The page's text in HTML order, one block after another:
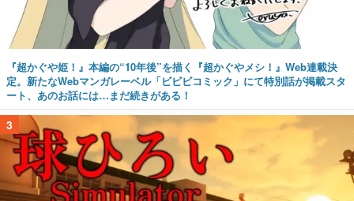
『超かぐや姫！』本編の“10年後”を描く『超かぐやメシ！』Web連載決
定。新たなWebマンガレーベル「ビビビコミック」にて特別話が掲載スタ
ート、あのお話には…まだ続きがある！
3